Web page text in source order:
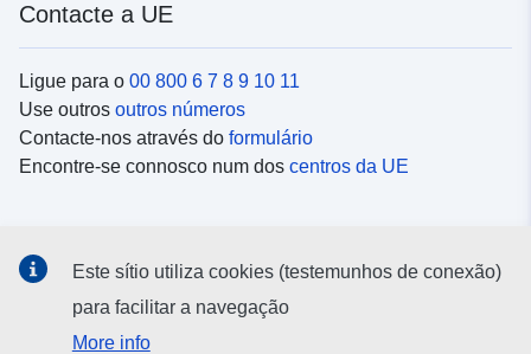
Contacte a UE
Ligue para o 00 800 6 7 8 9 10 11
Use outros outros números
Contacte-nos através do formulário
Encontre-se connosco num dos centros da UE
Procure as contas da UE nasredes sociais
Este sítio utiliza cookies (testemunhos de conexão)
para facilitar a navegação
More info